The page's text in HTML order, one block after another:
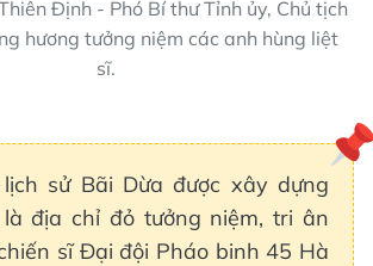
Định - Phó Bí thư Tỉnh ủy, Chủ tịch
hương tưởng niệm các anh hùng liệt
sĩ.
sử Bãi Dừa được xây dựng
địa chỉ đỏ tưởng niệm, tri ân
sĩ Đại đội Pháo binh 45 Hà